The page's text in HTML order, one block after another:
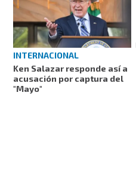
INTERNACIONAL
Ken Salazar responde así a
acusación por captura del
"Mayo"